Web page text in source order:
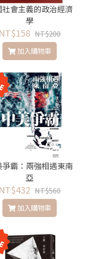
社會主義的政治經濟
學
NT$158 NT$200
加入購物車
爭霸：兩強相遇東南
亞
NT$432 NT$560
加入購物車